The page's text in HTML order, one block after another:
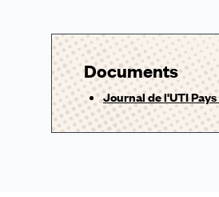
Documents
Journal de l'UTI